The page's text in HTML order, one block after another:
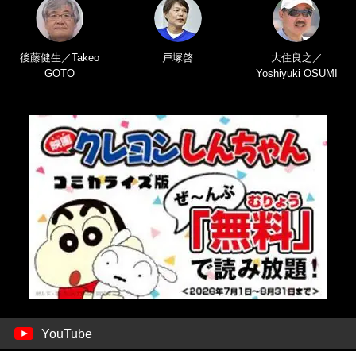
後藤健生／Takeo
GOTO
戸塚啓
大住良之／
Yoshiyuki OSUMI
YouTube